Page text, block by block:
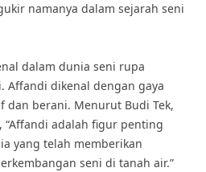
namanya dalam sejarah seni
dalam dunia seni rupa
Affandi dikenal dengan gaya
dan berani. Menurut Budi Tek,
“Affandi adalah figur penting
yang telah memberikan
seni di tanah air.”